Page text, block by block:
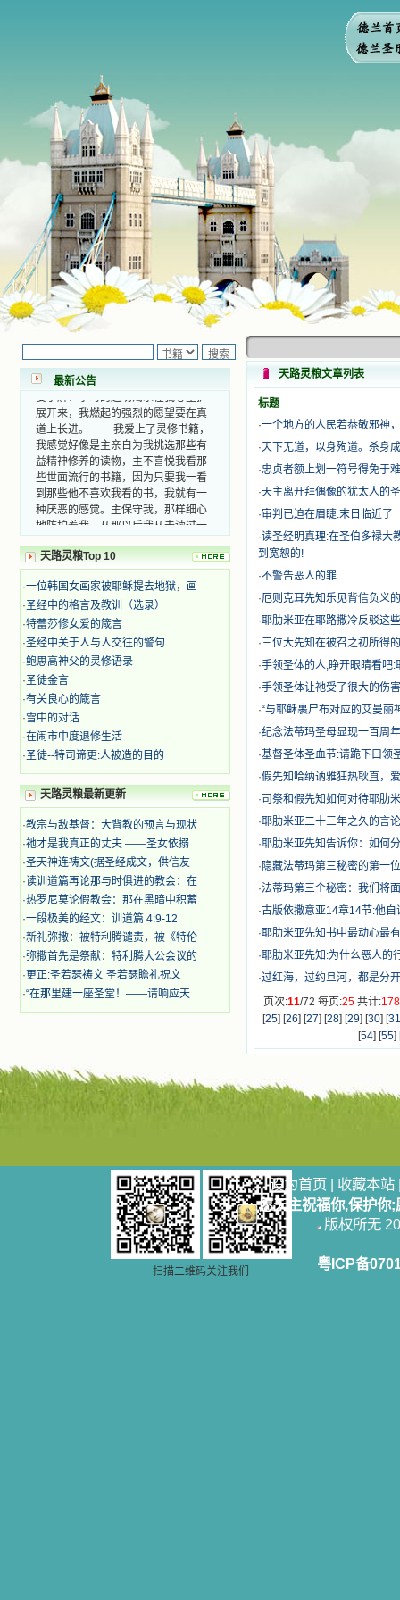
最新公告
小德兰爱心书屋最新公告 有一天，我
做了一个奇怪的梦，至今让我难忘。
梦中，我看到一本打开的用石头做的
书，我用舌头去舔它，觉得有一种甜
味，我就更用力去舔，最后从这本书
里流出活水来了。从那以后，一种想
要了解、学习的迫切渴求在我心里扩
展开来，我燃起的强烈的愿望要在真
道上长进。 我爱上了灵修书籍，
我感觉好像是主亲自为我挑选那些有
益精神修养的读物，主不喜悦我看那
些世面流行的书籍，因为只要我一看
到那些他不喜欢我看的书，我就有一
种厌恶的感觉。主保守我，那样细心
地防护着我，从那以后我从未读过一
本不良的书籍。 善良的书使人向
善，这些圣人的作品，渐渐地印在了
我的脑子里。读这些圣书时，我思潮
汹涌起伏，欣喜不能自已。书中谈到
这些圣人们如何在与主的交往中得到
灵命的更新，德行的馨香如何上达天
庭。啊，在这世上曾住过那么多热心
的圣人，为了传播福音，他们告别亲
人，舍下了他们手中的一切，轻快地
踏上了异国他乡，到没有人知道真神
的世界里去。啊，若不是主的引领，
我可能到死还不认识他们呢！ 我
的心灵从主给我的这些圣人的言行中
选取了最美的色彩；当他们的一生在
我面前展开时，我是多么的惊奇、兴
迫、凌辱，为将福音广传而被人追杀
时，我为他们的在天之灵祈祷，我哭
着，为自已的同胞带给他们的苦难而
哀号。我一遍遍地重读那一行行被我
的斑斑泪痕弄得模糊不清的字句，那
些被主的爱火所燃烧而离开家乡来到
中国的传教士，我多么爱你们啊！我
心中流淌着多少感激的泪水。 他
们受苦却觉得喜乐，因为他们爱主，
他们感到能为主受一点苦是多么喜乐
的事。他们受苦时仍在唱着感谢的
歌，因他们无法不称颂主，因主使他
们的心灵洋溢了快乐；他们激发了我
活，也立志不在这虚幻的尘世中寻求
安慰。我一读就是几个钟头，累了就
望着书上的圣像沉思默想。啊，当我
喜欢乐的甜蜜的相会，这世界对于我
一点吸引力都没有了。 从这些书
籍里，我认识了许多爱主的人，他们
使我更亲近主，帮助我更深的认识
主，爱主。这些曾经生活在人间的圣
人圣女，内心隐藏着来自天上光照的
各种宝藏，听他们对悦主的甜蜜喁
语，我也陶醉了。主藉着这些书籍慢
天路灵粮Top 10
·一位韩国女画家被耶稣提去地狱，画
·圣经中的格言及教训（选录）
·特蕾莎修女爱的箴言
·圣经中关于人与人交往的警句
·鲍思高神父的灵修语录
·圣徒金言
·有关良心的箴言
·雪中的对话
·在闹市中度退修生活
·圣徒--特司谛更:人被造的目的
天路灵粮最新更新
·教宗与敌基督：大背教的预言与现状
·祂才是我真正的丈夫 ——圣女依搦
·圣天神连祷文(据圣经成文，供信友
·读训道篇再论那与时俱进的教会：在
·热罗尼莫论假教会：那在黑暗中积蓄
·一段极美的经文：训道篇 4:9-12
·新礼弥撒：被特利腾谴责，被《特伦
·弥撒首先是祭献：特利腾大公会议的
·更正:圣若瑟祷文 圣若瑟瞻礼祝文
·“在那里建一座圣堂！——请响应天
天路灵粮文章列表
标题
·一个地方的人民若恭敬邪神
·天下无道，以身殉道。杀身
·忠贞者额上划一符号得免于
·天主离开拜偶像的犹太人的
·审判已迫在眉睫:末日临近了
·读圣经明真理:在圣伯多䘵大
到宽恕的!
·不警告恶人的罪
·厄则克耳先知乐见背信负义
·耶肋米亚在耶路撒冷反驳这
·三位大先知在被召之初所得
·手领圣体的人,睁开眼睛看吧:
·手领圣体让祂受了很大的伤
·​“与耶稣裹尸布对应的艾曼
·纪念法蒂玛圣母显现一百周
·基督圣体圣血节:请跪下口领
·假先知哈纳讷雅狂热耿直，
·司祭和假先知如何对待耶肋
·耶肋米亚二十三年之久的言
·耶肋米亚先知告诉你：如何
· 隐藏法蒂玛第三秘密的第一
·法蒂玛第三个秘密：我们将
·古版依撒意亚14章14节:他
·耶肋米亚先知书中最动心最
·耶肋米亚先知:为什么恶人的
·过红海，过约旦河，都是分
页次:11/72 每页:25 共计:
[25] [26] [27] [28] [29] [30] [31
[54] [55]
扫描二维码关注我们
设为首页 | 收藏本站
愿天主祝福你,保护你
版权所无
粤ICP备